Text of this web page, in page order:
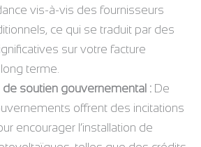
vis-à-vis des fournisseurs
ce qui se traduit par des
sur votre facture
terme.
soutien gouvernemental : De
offrent des incitations
encourager l’installation de